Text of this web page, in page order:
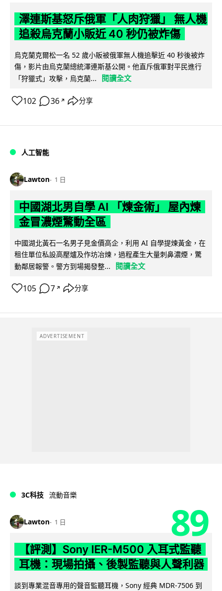
澤連斯基怒斥俄軍「人肉狩獵」 無人機
追殺烏克蘭小販近 40 秒仍被炸傷
烏克蘭克爾松一名 52 歲小販被俄軍無人機追擊近 40 秒後被炸
傷，影片由烏克蘭總統澤連斯基公開。他直斥俄軍對平民進行
「狩獵式」攻擊，烏克蘭...
閱讀全文
102 36 ↗ 分享
人工智能
Lawton 1 日
中國湖北男自學 AI 「煉金術」 屋內煉
金冒濃煙驚動全區
中國湖北黃石一名男子見金價高企，利用 AI 自學提煉黃金，在
租住單位私設高壓爐及作坊冶煉，過程產生大量刺鼻濃煙，驚
動鄰居報警。警方到場揭發整...
閱讀全文
105 7 ↗ 分享
ADVERTISEMENT
3C科技 流動音樂
Lawton 1 日 89
【評測】Sony IER-M500 入耳式監聽
耳機：現場拍攝、後製監聽與人聲利器
談到專業混音專用的聲音監聽耳機，Sony 經典 MDR-7506 到